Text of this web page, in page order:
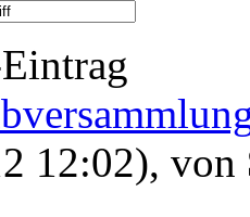
12:02), von